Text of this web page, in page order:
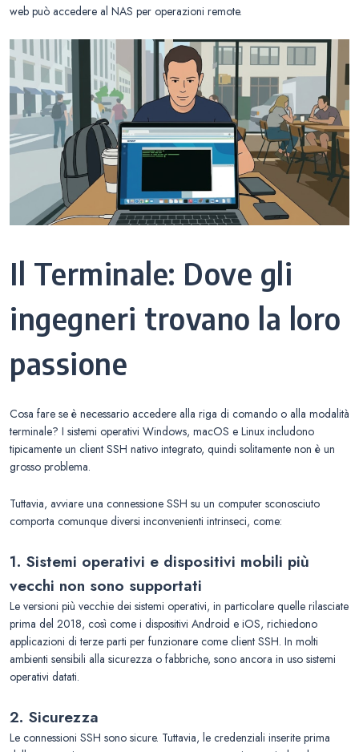
web può accedere al NAS per operazioni remote.
Il Terminale: Dove gli
ingegneri trovano la loro
passione
Cosa fare se è necessario accedere alla riga di comando o alla modalità
terminale? I sistemi operativi Windows, macOS e Linux includono
tipicamente un client SSH nativo integrato, quindi solitamente non è un
grosso problema.
Tuttavia, avviare una connessione SSH su un computer sconosciuto
comporta comunque diversi inconvenienti intrinseci, come:
1. Sistemi operativi e dispositivi mobili più
vecchi non sono supportati
Le versioni più vecchie dei sistemi operativi, in particolare quelle rilasciate
prima del 2018, così come i dispositivi Android e iOS, richiedono
applicazioni di terze parti per funzionare come client SSH. In molti
ambienti sensibili alla sicurezza o fabbriche, sono ancora in uso sistemi
operativi datati.
2. Sicurezza
Le connessioni SSH sono sicure. Tuttavia, le credenziali inserite prima